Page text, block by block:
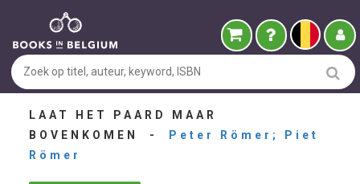
LAAT HET PAARD MAAR
BOVENKOMEN -
Peter Römer; Piet
Römer